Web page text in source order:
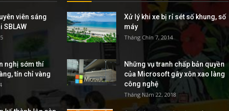
viên sáng
SBLAW
nghị sớm thí
tín chỉ vàng
Xử lý khi xe bị rỉ sét số khung, số
máy
Tháng Chín 7, 2014
Những vụ tranh chấp bản quyền
của Microsoft gây xôn xao làng
công nghệ
Tháng Năm 22, 2018